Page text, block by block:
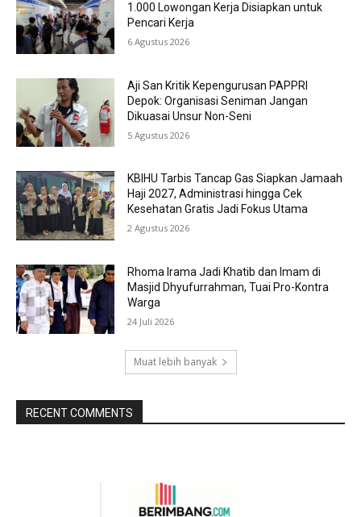
1.000 Lowongan Kerja Disiapkan untuk
Pencari Kerja
6 Agustus 2026
Aji San Kritik Kepengurusan PAPPRI
Depok: Organisasi Seniman Jangan
Dikuasai Unsur Non-Seni
5 Agustus 2026
KBIHU Tarbis Tancap Gas Siapkan Jamaah
Haji 2027, Administrasi hingga Cek
Kesehatan Gratis Jadi Fokus Utama
2 Agustus 2026
Rhoma Irama Jadi Khatib dan Imam di
Masjid Dhyufurrahman, Tuai Pro-Kontra
Warga
24 Juli 2026
Muat lebih banyak
RECENT COMMENTS